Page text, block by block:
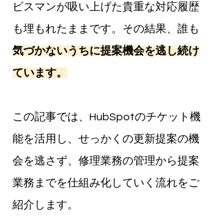
ビスマンが吸い上げた貴重な対応履歴
も埋もれたままです。その結果、誰も
気づかないうちに提案機会を逃し続け
ています。
この記事では、HubSpotのチケット機
能を活用し、せっかくの更新提案の機
会を逃さず、修理業務の管理から提案
業務までを仕組み化していく流れをご
紹介します。